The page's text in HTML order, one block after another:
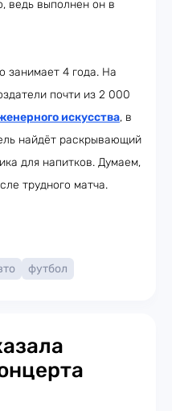
ведь выполнен он в
занимает 4 года. На
почти из 2 000
искусства, в
найдёт раскрывающий
для напитков. Думаем,
трудного матча.
футбол